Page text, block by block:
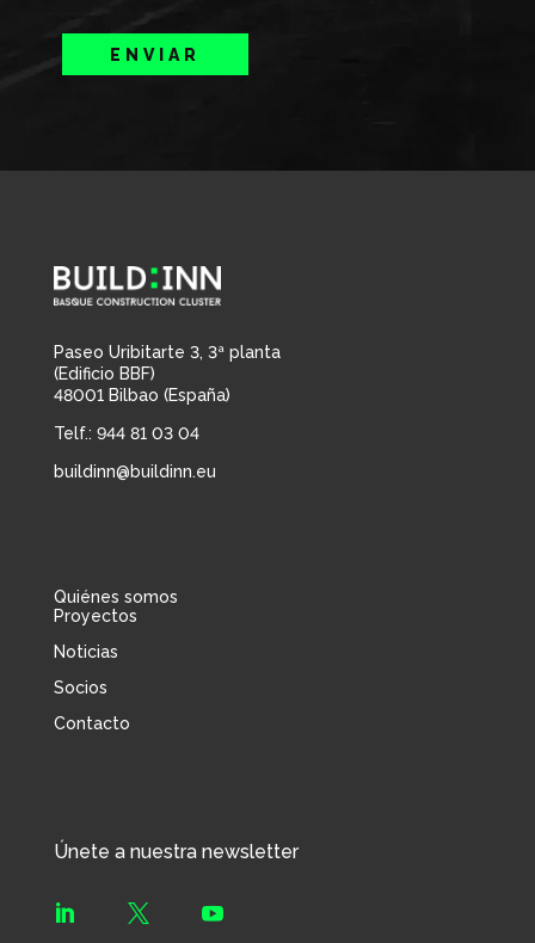
ENVIAR
Paseo Uribitarte 3, 3ª planta
(Edificio BBF)
48001 Bilbao (España)
Telf.: 944 81 03 04
buildinn@buildinn.eu
Quiénes somos
Proyectos
Noticias
Socios
Contacto
Únete a nuestra newsletter
  